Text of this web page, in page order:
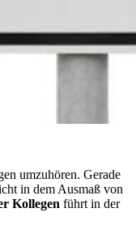
umzuhören. Gerade
in dem Ausmaß von
Kollegen führt in der